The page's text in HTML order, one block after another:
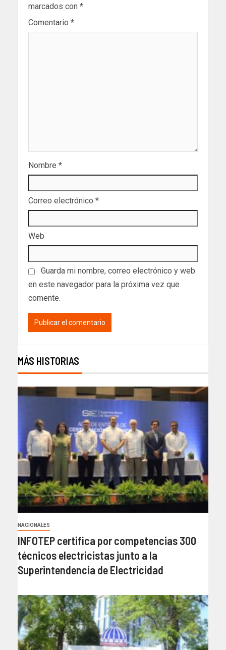
marcados con *
Comentario *
Nombre *
Correo electrónico *
Web
Guarda mi nombre, correo electrónico y web
en este navegador para la próxima vez que
comente.
MÁS HISTORIAS
NACIONALES
INFOTEP certifica por competencias 300
técnicos electricistas junto a la
Superintendencia de Electricidad